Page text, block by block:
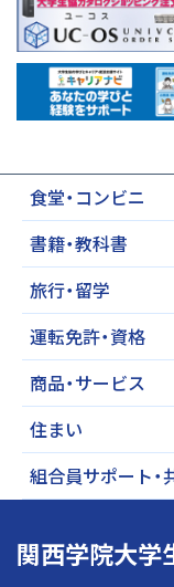
を設置しまし
2026.05.27(水)
食堂・コンビニ
書籍・教科書
旅行・留学
運転免許・資格
商品・サービス
住まい
組合員サポート・
関西学院大学